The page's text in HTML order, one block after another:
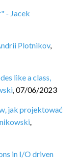
- Jacek
Plotnikov,
like a class,
,07/06/2023
jak projektować
,
in I/O driven